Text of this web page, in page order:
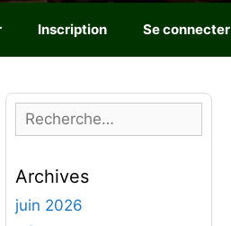
Inscription Se connecter
e
h
e
Archives
juin 2026